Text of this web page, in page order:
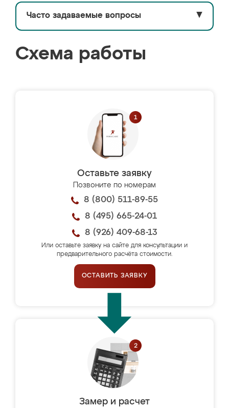
Часто задаваемые вопросы ▼
Схема работы
Оставьте заявку
Позвоните по номерам
8 (800) 511-89-55
8 (495) 665-24-01
8 (926) 409-68-13
Или оставьте заявку на сайте для консультации и
предварительного расчёта стоимости.
ОСТАВИТЬ ЗАЯВКУ
Замер и расчет